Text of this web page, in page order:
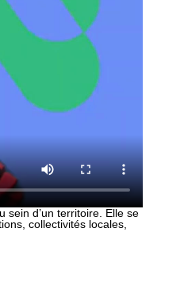
sein d’un territoire. Elle se
collectivités locales,